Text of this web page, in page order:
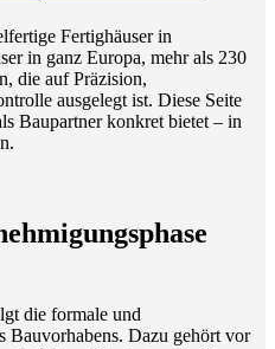
Fertighäuser in
in ganz Europa, mehr als 230
die auf Präzision,
ausgelegt ist. Diese Seite
Baupartner konkret bietet – in
die formale und
Bauvorhabens. Dazu gehört vor